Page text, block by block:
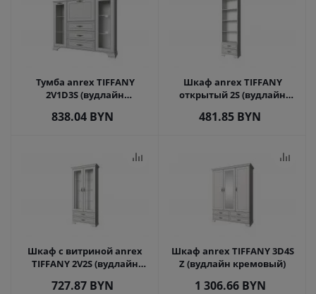
Тумба anrex TIFFANY
2V1D3S (вудлайн
838.04 BYN
Шкаф anrex TIFFANY
открытый 2S (вудлайн
481.85 BYN
Шкаф с витриной anrex
TIFFANY 2V2S (вудлайн
727.87 BYN
Шкаф anrex TIFFANY 3D4S
Z (вудлайн кремовый)
1 306.66BYN